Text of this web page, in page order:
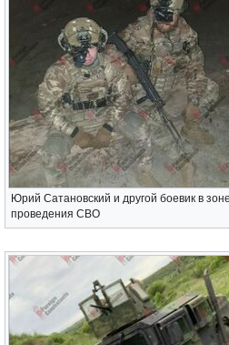
Юрий Сатановский и другой боевик в
проведения СВО